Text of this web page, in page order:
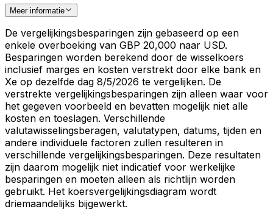
Meer informatie
De vergelijkingsbesparingen zijn gebaseerd op een
enkele overboeking van GBP 20,000 naar USD.
Besparingen worden berekend door de wisselkoers
inclusief marges en kosten verstrekt door elke bank en
Xe op dezelfde dag 8/5/2026 te vergelijken. De
verstrekte vergelijkingsbesparingen zijn alleen waar voor
het gegeven voorbeeld en bevatten mogelijk niet alle
kosten en toeslagen. Verschillende
valutawisselingsberagen, valutatypen, datums, tijden en
andere individuele factoren zullen resulteren in
verschillende vergelijkingsbesparingen. Deze resultaten
zijn daarom mogelijk niet indicatief voor werkelijke
besparingen en moeten alleen als richtlijn worden
gebruikt. Het koersvergelijkingsdiagram wordt
driemaandelijks bijgewerkt.